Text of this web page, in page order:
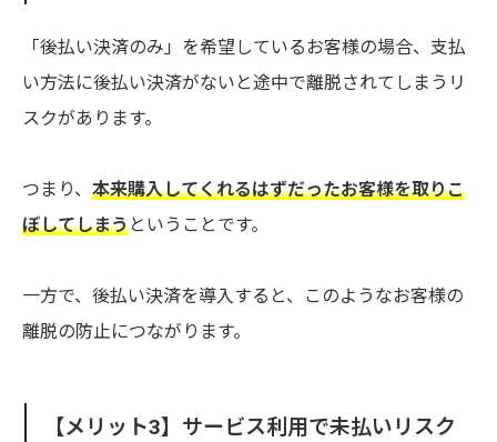
「後払い決済のみ」を希望しているお客様の場合、支払
い方法に後払い決済がないと途中で離脱されてしまうリ
スクがあります。
つまり、 本来購入してくれるはずだったお客様を取りこ
ぼしてしまうということです。
一方で、後払い決済を導入すると、このようなお客様の
離脱の防止につながります。
【メリット3】サービス利用で未払いリスク